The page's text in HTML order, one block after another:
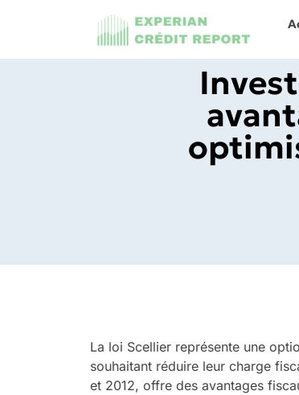
La loi Scellier représente une
souhaitant réduire leur charge
et 2012, offre des avantages